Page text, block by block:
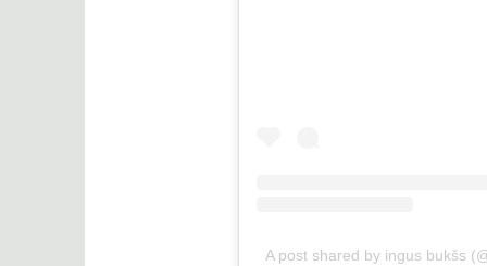
A post shared by ingus bukšs